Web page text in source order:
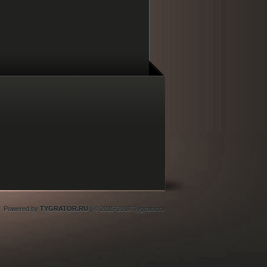
Powered by TYGRATOR.RU | © 2015-2016 Tygrator.ru